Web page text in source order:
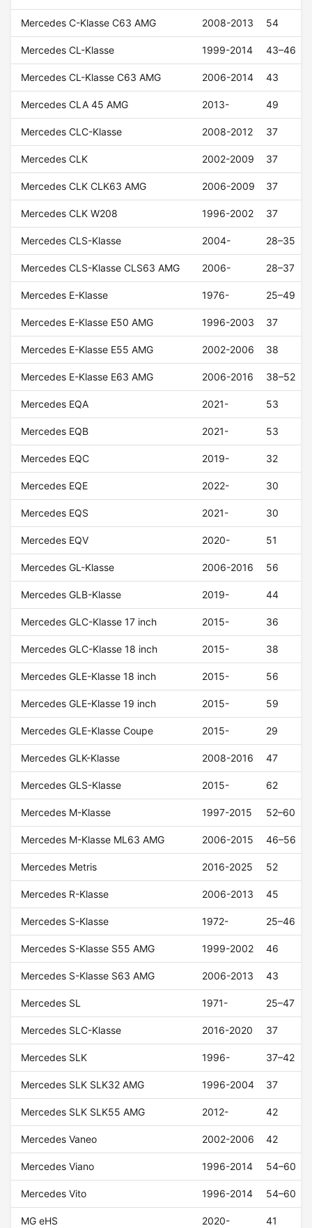
Mercedes C-Klasse C63 AMG 2008-2013 54
Mercedes CL-Klasse 1999-2014 43–46
Mercedes CL-Klasse C63 AMG 2006-2014 43
Mercedes CLA 45 AMG 2013- 49
Mercedes CLC-Klasse 2008-2012 37
Mercedes CLK 2002-2009 37
Mercedes CLK CLK63 AMG 2006-2009 37
Mercedes CLK W208 1996-2002 37
Mercedes CLS-Klasse 2004- 28–35
Mercedes CLS-Klasse CLS63 AMG 2006- 28–37
Mercedes E-Klasse 1976- 25–49
Mercedes E-Klasse E50 AMG 1996-2003 37
Mercedes E-Klasse E55 AMG 2002-2006 38
Mercedes E-Klasse E63 AMG 2006-2016 38–52
Mercedes EQA 2021- 53
Mercedes EQB 2021- 53
Mercedes EQC 2019- 32
Mercedes EQE 2022- 30
Mercedes EQS 2021- 30
Mercedes EQV 2020- 51
Mercedes GL-Klasse 2006-2016 56
Mercedes GLB-Klasse 2019- 44
Mercedes GLC-Klasse 17 inch 2015- 36
Mercedes GLC-Klasse 18 inch 2015- 38
Mercedes GLE-Klasse 18 inch 2015- 56
Mercedes GLE-Klasse 19 inch 2015- 59
Mercedes GLE-Klasse Coupe 2015- 29
Mercedes GLK-Klasse 2008-2016 47
Mercedes GLS-Klasse 2015- 62
Mercedes M-Klasse 1997-2015 52–60
Mercedes M-Klasse ML63 AMG 2006-2015 46–56
Mercedes Metris 2016-2025 52
Mercedes R-Klasse 2006-2013 45
Mercedes S-Klasse 1972- 25–46
Mercedes S-Klasse S55 AMG 1999-2002 46
Mercedes S-Klasse S63 AMG 2006-2013 43
Mercedes SL 1971- 25–47
Mercedes SLC-Klasse 2016-2020 37
Mercedes SLK 1996- 37–42
Mercedes SLK SLK32 AMG 1996-2004 37
Mercedes SLK SLK55 AMG 2012- 42
Mercedes Vaneo 2002-2006 42
Mercedes Viano 1996-2014 54–60
Mercedes Vito 1996-2014 54–60
MG eHS 2020- 41